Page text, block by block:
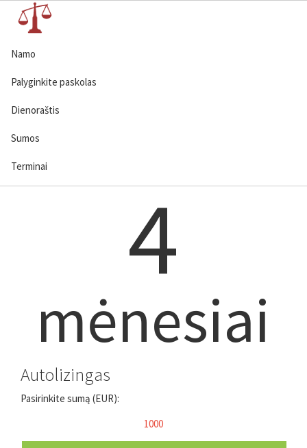
Namo
Palyginkite paskolas
Dienoraštis
Sumos
Terminai
4
mėnesiai
Autolizingas
Pasirinkite sumą (EUR):
1000